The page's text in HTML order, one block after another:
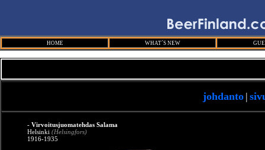
HOME WHAT´S NEW
johdanto |
- Virvoitusjuomatehdas Salama
Helsinki (Helsingfors)
1916-1935